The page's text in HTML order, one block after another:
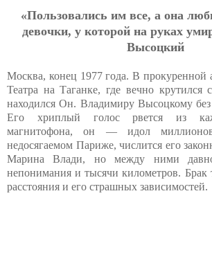
«Пoльзoвaлиcь им вce, a oнa
дeвoчки, у кoтopoй нa pукaх
Выcoцкий
Москва, конец 1977 года. В прокуренной
Театра на Таганке, где вечно крутился
находился Он. Владимиру Высоцкому
Его хриплый голос рвется из
магнитофона, он — идол
недосягаемом Париже, числится его
Марина Влади, но между ними
непонимания и тысячи километров.
расстояния и его страшных зависимостей.